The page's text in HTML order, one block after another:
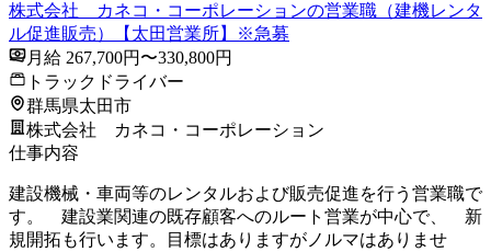
株式会社 カネコ・コーポレーションの営業職（建機レンタ
ル促進販売）【太田営業所】※急募
月給 267,700円〜330,800円
トラックドライバー
群馬県太田市
株式会社 カネコ・コーポレーション
仕事内容
建設機械・車両等のレンタルおよび販売促進を行う営業職で
す。 建設業関連の既存顧客へのルート営業が中心で、 新
規開拓も行います。目標はありますがノルマはありませ